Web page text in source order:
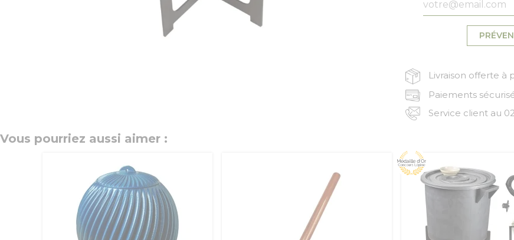
Livraison offerte à
Paiements
Service client au
Vous pourriez aussi aimer :